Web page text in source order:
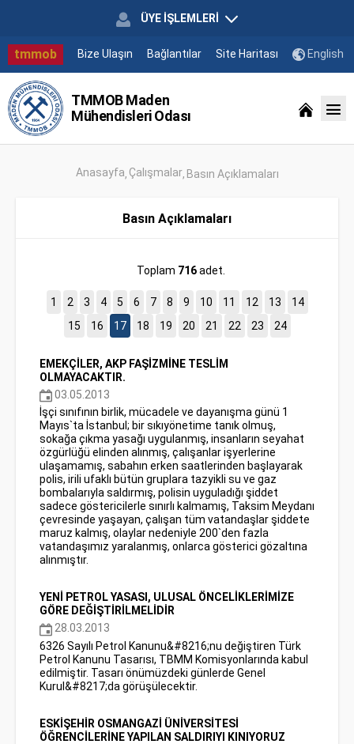
ÜYE İŞLEMLERİ
tmmob Bize Ulaşın Bağlantılar Site Haritası English
TMMOB Maden
Mühendisleri Odası
Anasayfa Çalışmalar Basın Açıklamaları
Basın Açıklamaları
Toplam 716adet.
1 2 3 4 5 6 7 8 9 10 11 12 13
14
15
16 17 18 19 20 21 22 23 24
EMEKÇİLER, AKP FAŞİZMİNE TESLİM
OLMAYACAKTIR.
03.05.2013
İşçi sınıfının birlik, mücadele ve dayanışma günü 1
Mayıs`ta İstanbul; bir sıkıyönetime tanık olmuş,
sokağa çıkma yasağı uygulanmış, insanların seyahat
özgürlüğü elinden alınmış, çalışanlar işyerlerine
ulaşamamış, sabahın erken saatlerinden başlayarak
polis, irili ufaklı bütün gruplara tazyikli su ve gaz
bombalarıyla saldırmış, polisin uyguladığı şiddet
sadece göstericilerle sınırlı kalmamış, Taksim Meydanı
çevresinde yaşayan, çalışan tüm vatandaşlar şiddete
maruz kalmış, olaylar nedeniyle 200`den fazla
vatandaşımız yaralanmış, onlarca gösterici gözaltına
alınmıştır.
YENİ PETROL YASASI, ULUSAL ÖNCELİKLERİMİZE
GÖRE DEĞİŞTİRİLMELİDİR
28.03.2013
6326 Sayılı Petrol Kanunu&#8216;nu değiştiren Türk
Petrol Kanunu Tasarısı, TBMM Komisyonlarında kabul
edilmiştir. Tasarı önümüzdeki günlerde Genel
Kurul&#8217;da görüşülecektir.
ESKİŞEHİR OSMANGAZİ ÜNİVERSİTESİ
ÖĞRENCİLERİNE YAPILAN SALDIRIYI KINIYORUZ